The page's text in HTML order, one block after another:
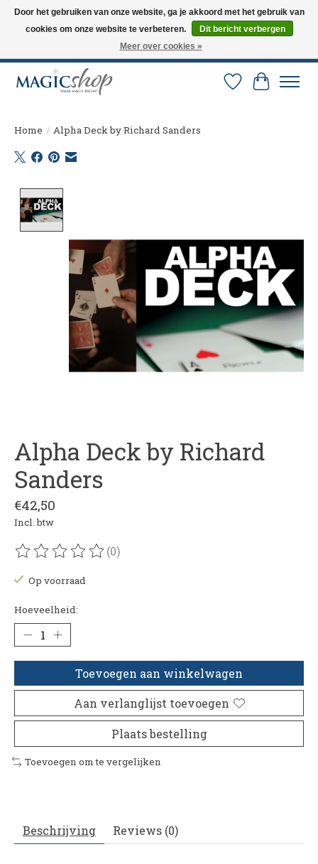
Altijd de nieuwste trucs op voorraad. Snelle verzending via PostNL en DHL.
Langskomen in onze winkel? Bel of mail om een afspraak te maken. 0251-
Verlanglijst
Home / Alpha Deck by Richard Sanders
Alpha Deck by Richard
Sanders
€42,50
Incl. btw
De beoordeling van dit product is
(0)
Op voorraad
Hoeveelheid:
Toevoegen aan winkelwagen
Aan verlanglijst toevoegen
Plaats bestelling
Toevoegen om te vergelijken
Beschrijving Reviews (0)
Door het gebruiken van onze website, ga je akkoord met het gebruik van
cookies om onze website te verbeteren.
Dit bericht verbergen
Meer over cookies »